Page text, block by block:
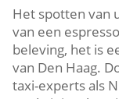
Het spotten van
van een
beleving, het is
van Den Haag.​
taxi-experts als